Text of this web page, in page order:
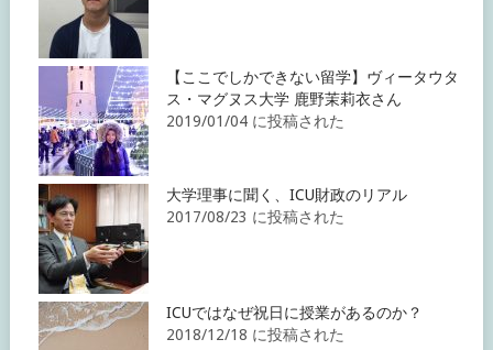
【ここでしかできない留学】ヴィータウタ
ス・マグヌス大学 鹿野茉莉衣さん
2019/01/04 に投稿された
大学理事に聞く、ICU財政のリアル
2017/08/23 に投稿された
ICUではなぜ祝日に授業があるのか？
2018/12/18 に投稿された